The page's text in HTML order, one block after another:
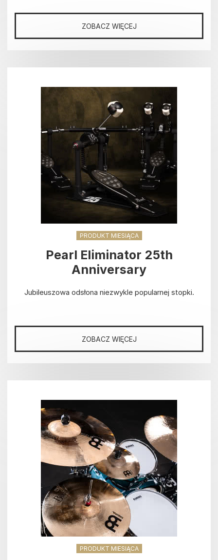
ZOBACZ WIĘCEJ
PRODUKT MIESIĄCA
Pearl Eliminator 25th
Anniversary
Jubileuszowa odsłona niezwykle popularnej stopki.
ZOBACZ WIĘCEJ
PRODUKT MIESIĄCA